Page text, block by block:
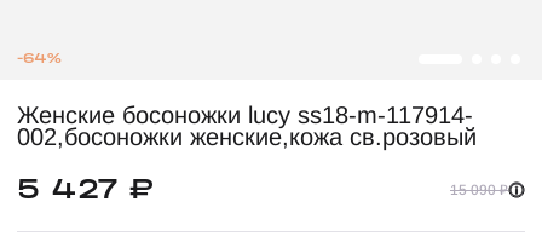
-64%
Женские босоножки lucy ss18-m-117914-
002,босоножки женские,кожа св.розовый
5 427 ₽ 15 090 ₽